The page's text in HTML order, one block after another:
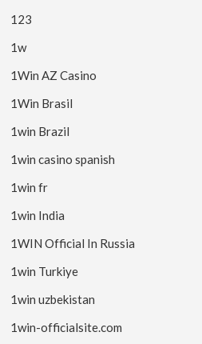
123
1w
1Win AZ Casino
1Win Brasil
1win Brazil
1win casino spanish
1win fr
1win India
1WIN Official In Russia
1win Turkiye
1win uzbekistan
1win-officialsite.com